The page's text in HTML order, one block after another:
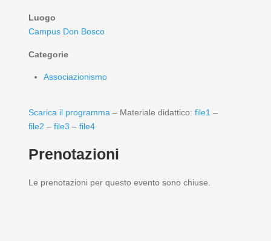
Luogo
Campus Don Bosco
Categorie
Associazionismo
Scarica il programma – Materiale didattico: file1 –
file2 – file3 – file4
Prenotazioni
Le prenotazioni per questo evento sono chiuse.